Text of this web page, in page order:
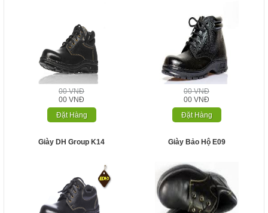
00 VNĐ
00 VNĐ
Đặt Hàng
00 VNĐ
00 VNĐ
Đặt Hàng
Giày DH Group K14 Giày Bảo Hộ E09